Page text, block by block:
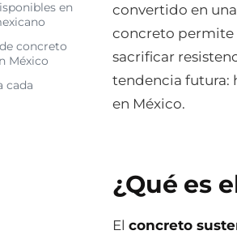
en
concreto
México
cada
convertido en
concreto permite
sacrificar
tendencia futura:
en México.
¿Qué es
El concreto